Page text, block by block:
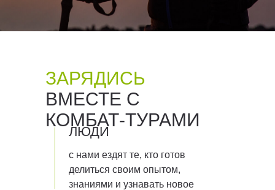
c нами ездят те, кто готов
делиться своим опытом,
знаниями и узнавать новое
ЛЮДИ
ЗАРЯДИСЬ
ВМЕСТЕ С
КОМБАТ-ТУРАМИ